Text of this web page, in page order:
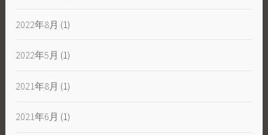
2022年8月 (1)
2022年5月 (1)
2021年8月 (1)
2021年6月 (1)